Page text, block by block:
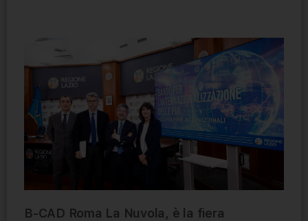
B-CAD Roma La Nuvola, è la fiera